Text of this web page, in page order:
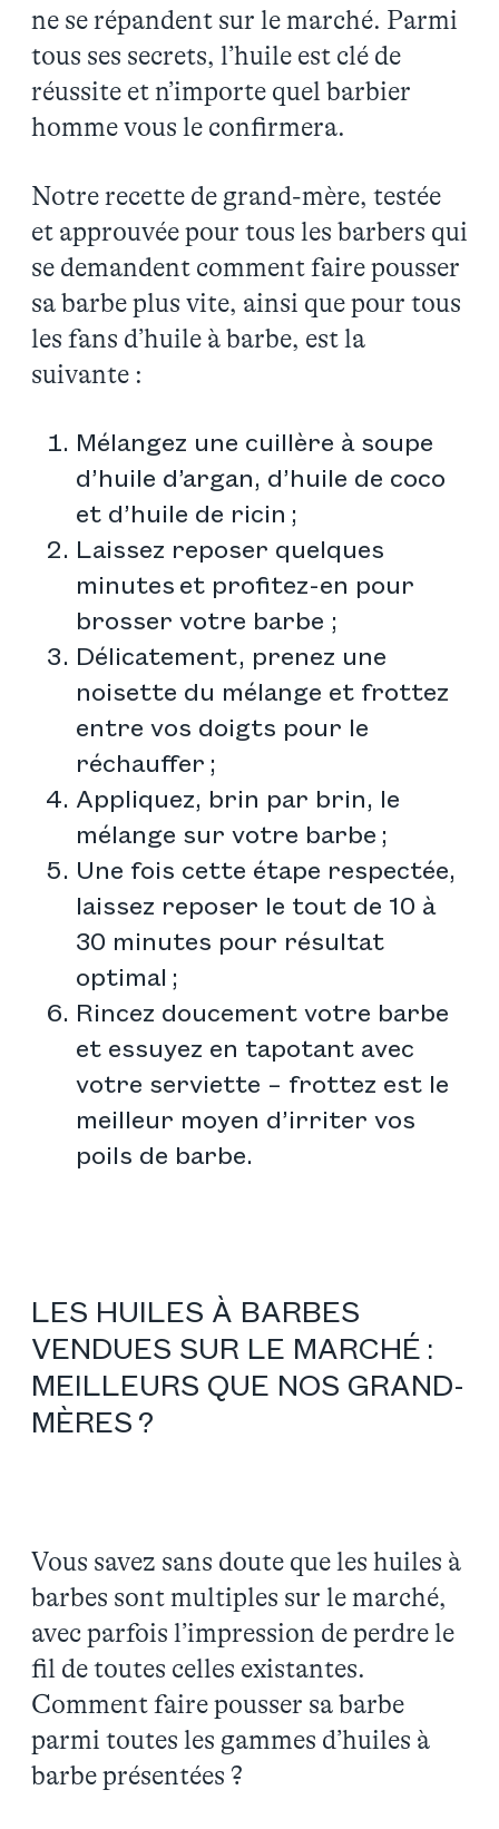
ne se répandent sur le marché. Parmi
tous ses secrets, l’huile est clé de
réussite et n’importe quel barbier
homme vous le confirmera.
Notre recette de grand-mère, testée
et approuvée pour tous les barbers qui
se demandent comment faire pousser
sa barbe plus vite, ainsi que pour tous
les fans d’huile à barbe, est la
suivante :
Mélangez une cuillère à soupe
d’huile d’argan, d’huile de coco
et d’huile de ricin ;
Laissez reposer quelques
minutes et profitez-en pour
brosser votre barbe ;
Délicatement, prenez une
noisette du mélange et frottez
entre vos doigts pour le
réchauffer ;
Appliquez, brin par brin, le
mélange sur votre barbe ;
Une fois cette étape respectée,
laissez reposer le tout de 10 à
30 minutes pour résultat
optimal ;
Rincez doucement votre barbe
et essuyez en tapotant avec
votre serviette – frottez est le
meilleur moyen d’irriter vos
poils de barbe.
LES HUILES À BARBES
VENDUES SUR LE MARCHÉ :
MEILLEURS QUE NOS GRAND-
MÈRES ?
Vous savez sans doute que les huiles à
barbes sont multiples sur le marché,
avec parfois l’impression de perdre le
fil de toutes celles existantes.
Comment faire pousser sa barbe
parmi toutes les gammes d’huiles à
barbe présentées ?